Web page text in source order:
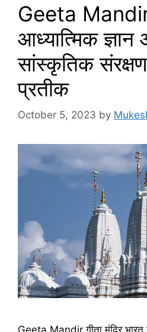
Geeta Mandir
आध्यात्मिक
सांस्कृतिक
प्रतीक
October 5, 2023 by